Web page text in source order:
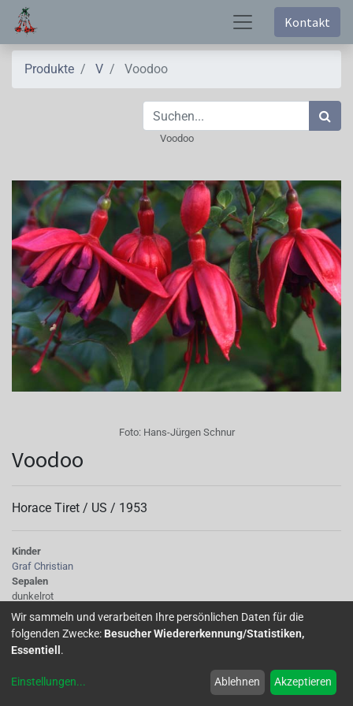
Kontakt
Produkte V Voodoo
Voodoo
Foto: Hans-Jürgen Schnur
Voodoo
Horace Tiret / US / 1953
Kinder
Graf Christian
Sepalen
dunkelrot
Korolle/Petalen
rotviolett
Knospe/Blüte
gefüllt, gross
stehend
Wir sammeln und verarbeiten Ihre persönlichen Daten für die
folgenden Zwecke: Besucher Wiedererkennung/Statistiken,
Essentiell .
Einstellungen... Ablehnen Akzeptieren